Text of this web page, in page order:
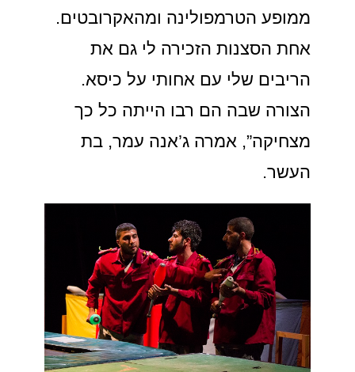
ממופע הטרמפולינה ומהאקרובטים.
אחת הסצנות הזכירה לי גם את
הריבים שלי עם אחותי על כיסא.
הצורה שבה הם רבו הייתה כל כך
מצחיקה”, אמרה ג’אנה עמר, בת
העשר.